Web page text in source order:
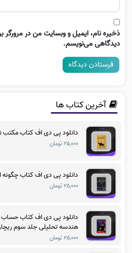
ذخیره نام، ایمیل و وبسایت من در مرورگر
دیدگاهی می‌نویسم.
آخرین کتاب ها
دانلود پی دی اف کتاب مکتب
۲۵,۰۰۰ تومان
دانلود پی دی اف کتاب چگونه
۲۵,۰۰۰ تومان
دانلود پی دی اف کتاب حساب
هندسه تحلیلی جلد سوم
۲۵,۰۰۰ تومان